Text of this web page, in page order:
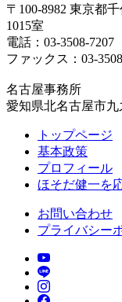
〒100-8982 東京都
1015室
電話：03-3508-7207
ファックス：03-
名古屋事務所
愛知県北名古屋市九
トップページ
基本政策
プロフィール
ほそだ健一を
お問い合わせ
プライバシー